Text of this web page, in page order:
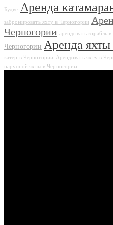
Будве Аренда
забронировать яхту в Черногории
Черногории арендовать корабль
Черногории Аренда
катер в Черногории Арендовать яхту в
парусной яхты в Черногории